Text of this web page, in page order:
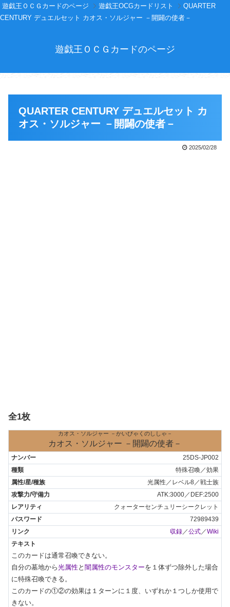
遊戯王ＯＣＧカードのページ 遊戯王OCGカードリスト
QUARTER
CENTURY デュエルセット カオス・ソルジャー －開闢の使者－
遊戯王ＯＣＧカードのページ
QUARTER CENTURY デュエルセット カ
オス・ソルジャー －開闢の使者－
2025/02/28
全1枚
カオス・ソルジャー －かいびゃくのししゃ－
カオス・ソルジャー －開闢の使者－
25DS-JP002
特殊召喚／効果
光属性／レベル8／戦士族
ATK:3000／DEF:2500
クォーターセンチュリーシークレット
72989439
収録 ／公式 ／Wiki
このカードは通常召喚できない。
自分の墓地から光属性 と 闇属性のモンスターを１体ずつ除外した場合
に特殊召喚できる。
このカードの①②の効果は１ターンに１度、いずれか１つしか使用で
きない。